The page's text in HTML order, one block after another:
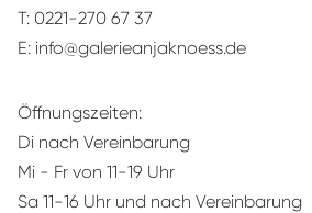
T: 0221-270 67 37
E: info@galerieanjaknoess.de
Öffnungszeiten:
Di nach Vereinbarung
Mi - Fr von 11-19 Uhr
Sa 11-16 Uhr und nach Vereinbarung